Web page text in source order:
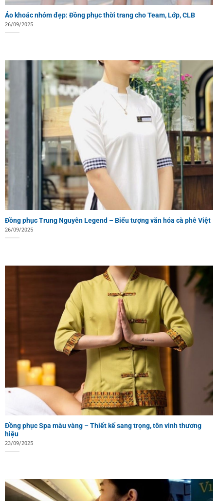
Áo khoác nhóm đẹp: Đồng phục thời trang cho Team, Lớp, CLB
26/09/2025
Đồng phục Trung Nguyên Legend – Biểu tượng văn hóa cà phê Việt
26/09/2025
Đồng phục Spa màu vàng – Thiết kế sang trọng, tôn vinh thương
hiệu
23/09/2025